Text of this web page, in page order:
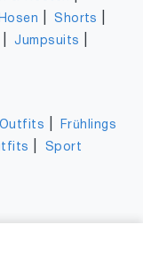
Hosen |Shorts
|Jumpsuits
Frühlings
Sport